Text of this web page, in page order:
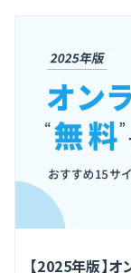
【2025年版】